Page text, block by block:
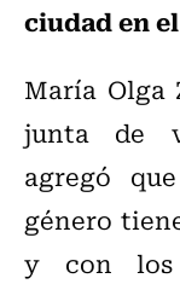
ciudad en
María Olga
junta de
agregó
género
y con los